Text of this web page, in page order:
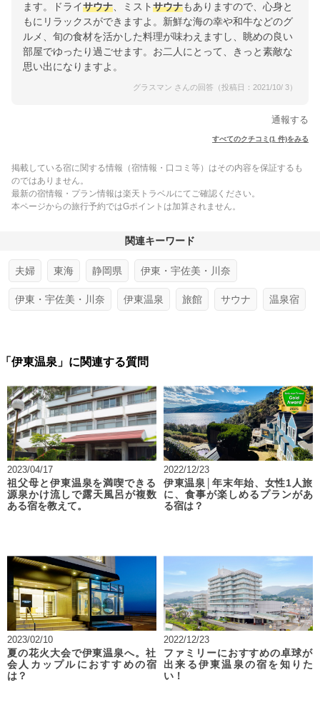
ます。ドライサウナ 、ミストサウナもありますので、心身と
もにリラックスができますよ。新鮮な海の幸や和牛などのグ
ルメ、旬の食材を活かした料理が味わえますし、眺めの良い
部屋でゆったり過ごせます。お二人にとって、きっと素敵な
思い出になりますよ。
グラスマン さんの回答（投稿日：2021/10/ 3）
通報する
すべてのクチコミ(1 件)をみる
掲載している宿に関する情報（宿情報・口コミ等）はその内容を保証するも
のではありません。
最新の宿情報・プラン情報は楽天トラベルにてご確認ください。
本ページからの旅行予約ではGポイントは加算されません。
関連キーワード
夫婦 東海 静岡県 伊東・宇佐美・川奈
伊東・宇佐美・川奈 伊東温泉 旅館 サウナ 温泉宿
「伊東温泉」に関連する質問
2023/04/17
祖父母と伊東温泉を満喫できる
源泉かけ流しで露天風呂が複数
ある宿を教えて。
2022/12/23
伊東温泉│年末年始、女性1人旅
に、食事が楽しめるプランがあ
る宿は？
2023/02/10
夏の花火大会で伊東温泉へ。社
会人カップルにおすすめの宿
は？
2022/12/23
ファミリーにおすすめの卓球が
出来る伊東温泉の宿を知りた
い！